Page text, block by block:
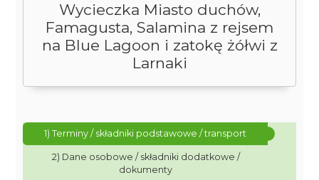
Wycieczka Miasto duchów,
Famagusta, Salamina z rejsem
na Blue Lagoon i zatokę żółwi z
Larnaki
1) Terminy / składniki podstawowe / transport
2) Dane osobowe / składniki dodatkowe /
dokumenty